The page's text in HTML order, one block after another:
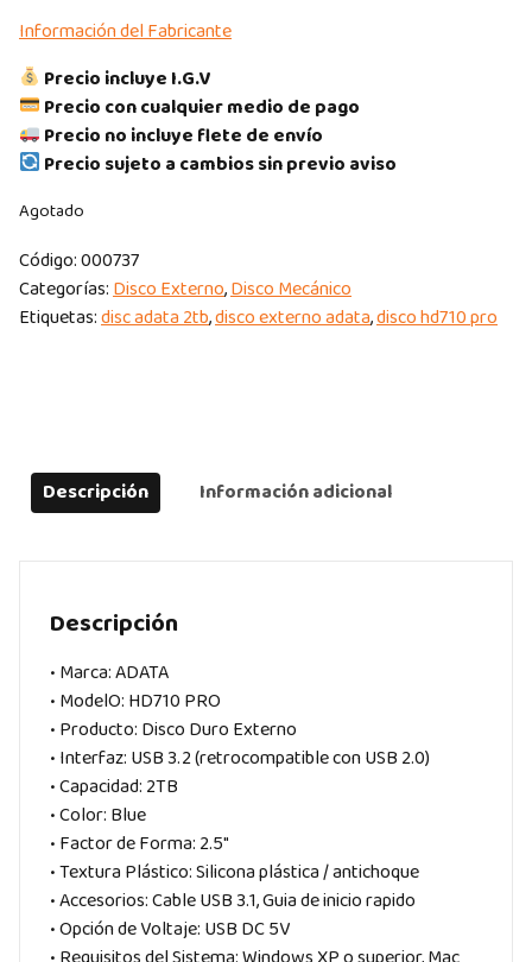
Información del Fabricante
Precio incluye I.G.V
Precio con cualquier medio de pago
Precio no incluye flete de envío
Precio sujeto a cambios sin previo aviso
Agotado
Código:000737
Categorías:Disco Externo,Disco Mecánico
Etiquetas:disc adata 2tb,disco externo adata,disco hd710 pro
Descripción Información adicional
Descripción
• Marca: ADATA
• ModelO: HD710 PRO
• Producto: Disco Duro Externo
• Interfaz: USB 3.2 (retrocompatible con USB 2.0)
• Capacidad: 2TB
• Color: Blue
• Factor de Forma: 2.5″
• Textura Plástico: Silicona plástica / antichoque
• Accesorios: Cable USB 3.1, Guia de inicio rapido
• Opción de Voltaje: USB DC 5V